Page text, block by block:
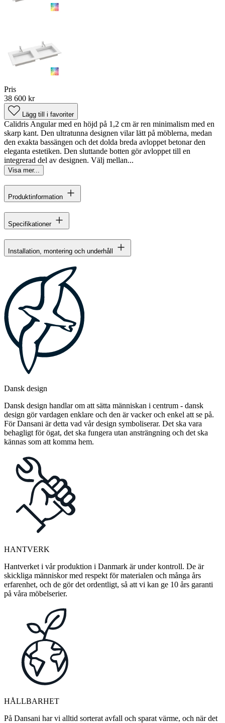
Pris
38 600 kr
Lägg till i favoriter
Calidris Angular med en höjd på 1,2 cm är ren minimalism med en
skarp kant. Den ultratunna designen vilar lätt på möblerna, medan
den exakta bassängen och det dolda breda avloppet betonar den
eleganta estetiken. Den sluttande botten gör avloppet till en
integrerad del av designen. Välj mellan...
Visa mer...
Produktinformation
Specifikationer
Installation, montering och underhåll
Dansk design
Dansk design handlar om att sätta människan i centrum - dansk
design gör vardagen enklare och den är vacker och enkel att se på.
För Dansani är detta vad vår design symboliserar. Det ska vara
behagligt för ögat, det ska fungera utan ansträngning och det ska
kännas som att komma hem.
HANTVERK
Hantverket i vår produktion i Danmark är under kontroll. De är
skickliga människor med respekt för materialen och många års
erfarenhet, och de gör det ordentligt, så att vi kan ge 10 års garanti
på våra möbelserier.
HÅLLBARHET
På Dansani har vi alltid sorterat avfall och sparat värme, och när det